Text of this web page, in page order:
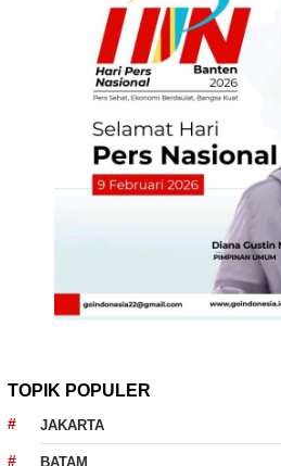
TOPIK POPULER
JAKARTA
BATAM